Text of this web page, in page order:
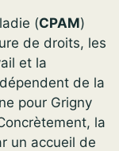
(CPAM)
de droits, les
et la
de la
pour Grigny
la
un accueil de